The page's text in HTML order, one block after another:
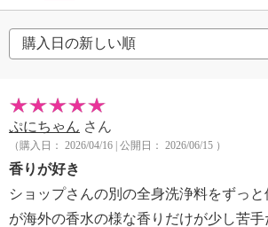
ぷにちゃん さん
（購入日： 2026/04/16 | 公開日： 2026/06/15 ）
香りが好き
ショップさんの別の全身洗浄料をずっ
が海外の香水の様な香りだけが少し苦手